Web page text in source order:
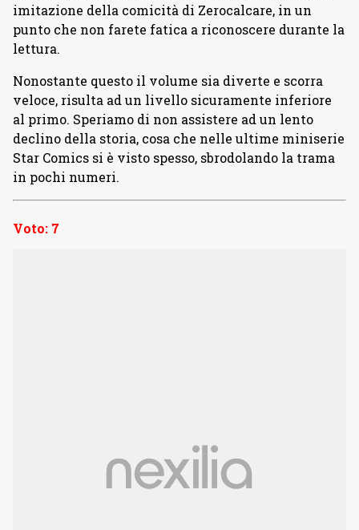
imitazione della comicità di Zerocalcare, in un
punto che non farete fatica a riconoscere durante la
lettura.
Nonostante questo il volume sia diverte e scorra
veloce, risulta ad un livello sicuramente inferiore
al primo. Speriamo di non assistere ad un lento
declino della storia, cosa che nelle ultime miniserie
Star Comics si è visto spesso, sbrodolando la trama
in pochi numeri.
Voto: 7